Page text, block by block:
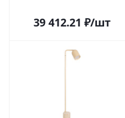
39 412.21 ₽/шт